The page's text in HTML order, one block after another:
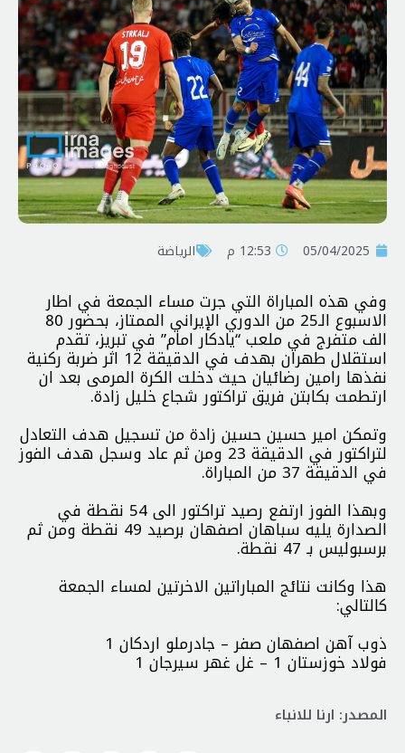
05/04/2025 12:53 م الرياضة
وفي هذه المباراة التي جرت مساء الجمعة في اطار
الاسبوع الـ25 من الدوري الإيراني الممتاز، بحضور 80
الف متفرج في ملعب “يادكار امام” في تبريز، تقدم
استقلال طهران بهدف في الدقيقة 12 اثر ضربة ركنية
نفذها رامين رضائيان حيث دخلت الكرة المرمى بعد ان
ارتطمت بكابتن فريق تراكتور شجاع خليل زادة.
وتمكن امير حسين حسين زادة من تسجيل هدف التعادل
لتراكتور في الدقيقة 23 ومن ثم عاد وسجل هدف الفوز
في الدقيقة 37 من المباراة.
وبهذا الفوز ارتفع رصيد تراكتور الى 54 نقطة في
الصدارة يليه سباهان اصفهان برصيد 49 نقطة ومن ثم
برسبوليس بـ 47 نقطة.
هذا وكانت نتائج المباراتين الاخرتين لمساء الجمعة
كالتالي:
ذوب آهن اصفهان صفر – جادرملو اردكان 1
فولاد خوزستان 1 – غل غهر سيرجان 1
المصدر: ارنا للانباء